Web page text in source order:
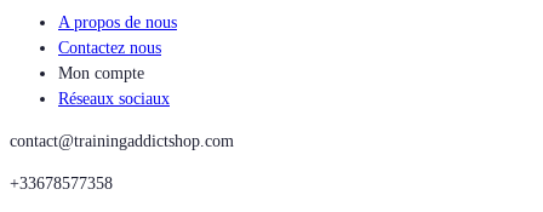
A propos de nous
Contactez nous
Mon compte
Réseaux sociaux
contact@trainingaddictshop.com
+33678577358